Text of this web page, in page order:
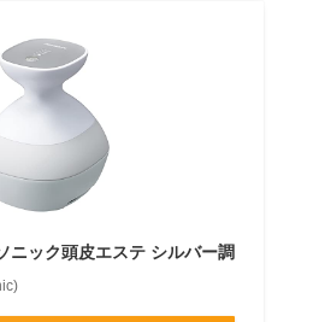
ック頭皮エステ シルバー調